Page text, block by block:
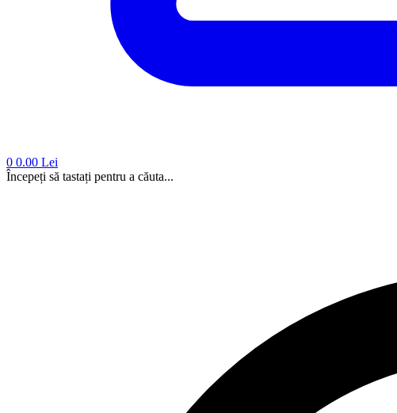
0 0.00 Lei
Începeți să tastați pentru a căuta...